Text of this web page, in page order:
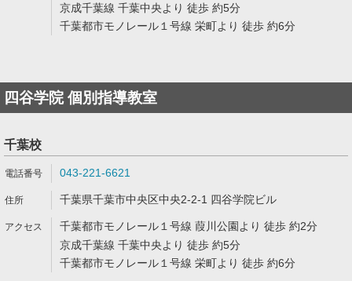
京成千葉線 千葉中央より 徒歩 約5分
千葉都市モノレール１号線 栄町より 徒歩 約6分
四谷学院 個別指導教室
千葉校
043-221-6621
千葉県千葉市中央区中央2-2-1 四谷学院ビル
千葉都市モノレール１号線 葭川公園より 徒歩 約2分
京成千葉線 千葉中央より 徒歩 約5分
千葉都市モノレール１号線 栄町より 徒歩 約6分